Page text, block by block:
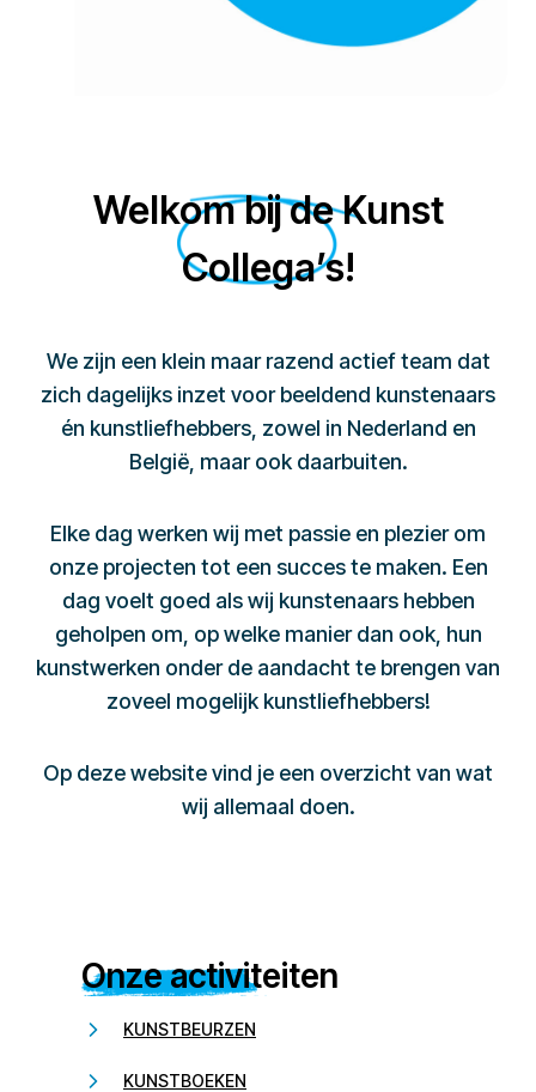
Welkom bij de Kunst
Collega’s!
We zijn een klein maar razend actief team dat
zich dagelijks inzet voor beeldend kunstenaars
én kunstliefhebbers, zowel in Nederland en
België, maar ook daarbuiten.
Elke dag werken wij met passie en plezier om
onze projecten tot een succes te maken. Een
dag voelt goed als wij kunstenaars hebben
geholpen om, op welke manier dan ook, hun
kunstwerken onder de aandacht te brengen van
zoveel mogelijk kunstliefhebbers!
Op deze website vind je een overzicht van wat
wij allemaal doen.
Onze activiteiten
KUNSTBEURZEN
KUNSTBOEKEN